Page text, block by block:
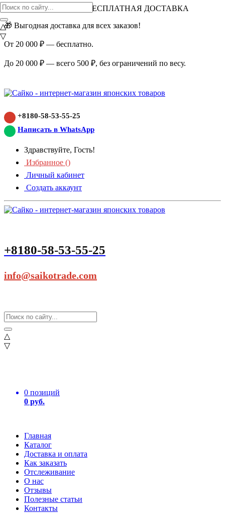
ВНИМАНИЕ АКЦИЯ!
БЕСПЛАТНАЯ ДОСТАВКА
🎁 Выгодная доставка для всех заказов!
От 20 000 ₽ — бесплатно.
До 20 000 ₽ — всего 500 ₽, без ограничений по весу.
+8180-58-53-55-25
Написать в WhatsApp
Здравствуйте, Гость!
Избранное ()
Личный кабинет
Создать аккаунт
+8180-58-53-55-25
info@saikotrade.com
△
▽
0 позиций
0 руб.
Главная
Каталог
Доставка и оплата
Как заказать
Отслеживание
О нас
Отзывы
Полезные статьи
Контакты
△
▽